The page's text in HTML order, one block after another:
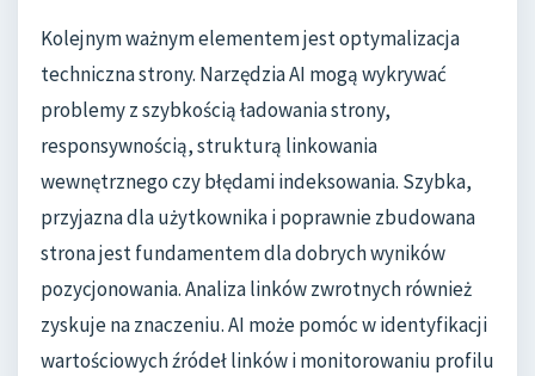
Kolejnym ważnym elementem jest optymalizacja
techniczna strony. Narzędzia AI mogą wykrywać
problemy z szybkością ładowania strony,
responsywnością, strukturą linkowania
wewnętrznego czy błędami indeksowania. Szybka,
przyjazna dla użytkownika i poprawnie zbudowana
strona jest fundamentem dla dobrych wyników
pozycjonowania. Analiza linków zwrotnych również
zyskuje na znaczeniu. AI może pomóc w identyfikacji
wartościowych źródeł linków i monitorowaniu profilu